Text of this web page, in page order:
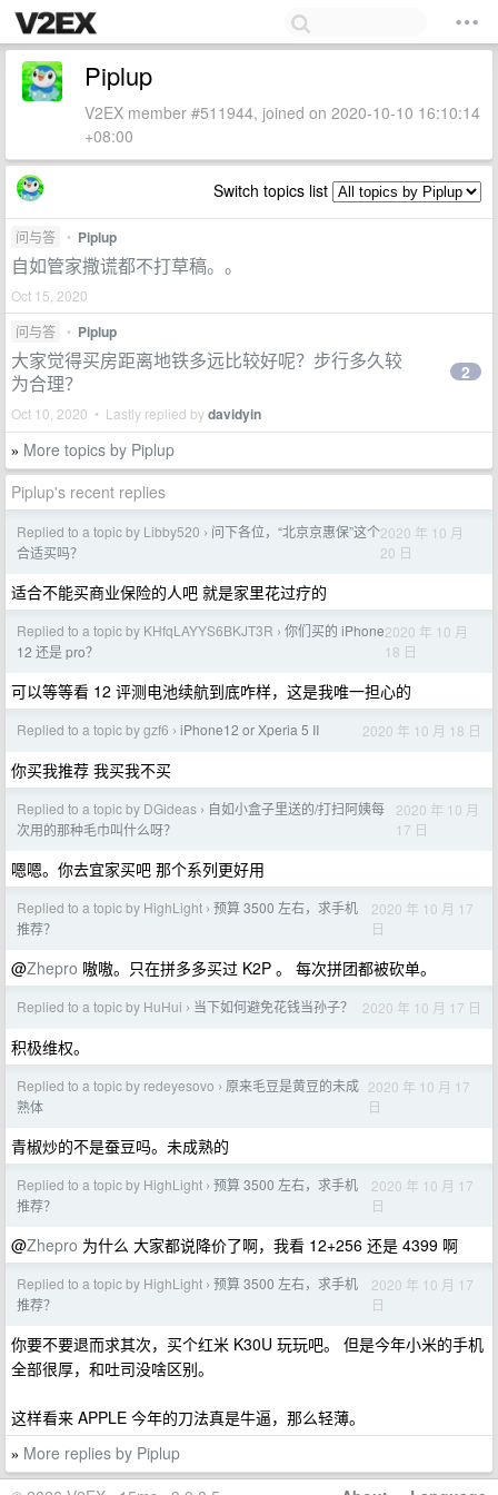
Piplup
V2EX member #511944, joined on 2020-10-10 16:10:14
+08:00
Switch topics list
问与答 • Piplup
自如管家撒谎都不打草稿。。
Oct 15, 2020
问与答
• Piplup
大家觉得买房距离地铁多远比较好呢？步行多久较
为合理？
Oct 10, 2020 • Lastly replied bydavidyin
2
» More topics by Piplup
Piplup's recent replies
Replied to a topic by Libby520 › 问下各位，“北京京惠保”这个
合适买吗？
2020 年 10 月
20 日
适合不能买商业保险的人吧 就是家里花过疗的
Replied to a topic by KHfqLAYYS6BKJT3R › 你们买的 iPhone
12 还是 pro？
2020 年 10 月
18 日
可以等等看 12 评测电池续航到底咋样，这是我唯一担心的
Replied to a topic by gzf6 › iPhone12 or Xperia 5 II 2020 年 10 月 18 日
你买我推荐 我买我不买
Replied to a topic by DGideas › 自如小盒子里送的/打扫阿姨每
次用的那种毛巾叫什么呀？
2020 年 10 月
17 日
嗯嗯。你去宜家买吧 那个系列更好用
Replied to a topic by HighLight › 预算 3500 左右，求手机
推荐？
2020 年 10 月 17
日
@Zhepro 嗷嗷。只在拼多多买过 K2P 。 每次拼团都被砍单。
Replied to a topic by HuHui › 当下如何避免花钱当孙子？ 2020 年 10 月 17 日
积极维权。
Replied to a topic by redeyesovo › 原来毛豆是黄豆的未成
熟体
2020 年 10 月 17
日
青椒炒的不是蚕豆吗。未成熟的
Replied to a topic by HighLight › 预算 3500 左右，求手机
推荐？
2020 年 10 月 17
日
@Zhepro 为什么 大家都说降价了啊，我看 12+256 还是 4399 啊
Replied to a topic by HighLight › 预算 3500 左右，求手机
推荐？
2020 年 10 月 17
日
你要不要退而求其次，买个红米 K30U 玩玩吧。 但是今年小米的手机
全部很厚，和吐司没啥区别。
这样看来 APPLE 今年的刀法真是牛逼，那么轻薄。
» More replies by Piplup